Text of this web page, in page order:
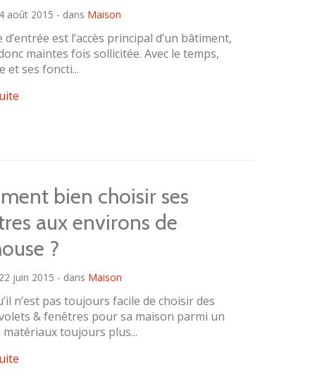
août 2015 - dans Maison
est l’accès principal d’un bâtiment,
maintes fois sollicitée. Avec le temps,
et ses foncti...
bien choisir ses
aux environs de
?
juin 2015 - dans Maison
n’est pas toujours facile de choisir des
& fenêtres pour sa maison parmi un
matériaux toujours plus...